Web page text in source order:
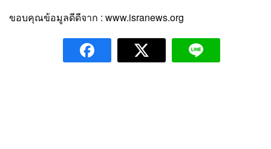
ขอบคุณข้อมูลดีดีจาก : www.isranews.org